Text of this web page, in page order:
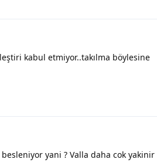
kabul etmiyor..takılma böylesine
yani ? Valla daha cok yakinir